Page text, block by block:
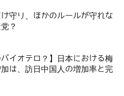
守り、ほかのルールが守れな
？
バイオテロ？】日本における梅
は、訪日中国人の増加率と完